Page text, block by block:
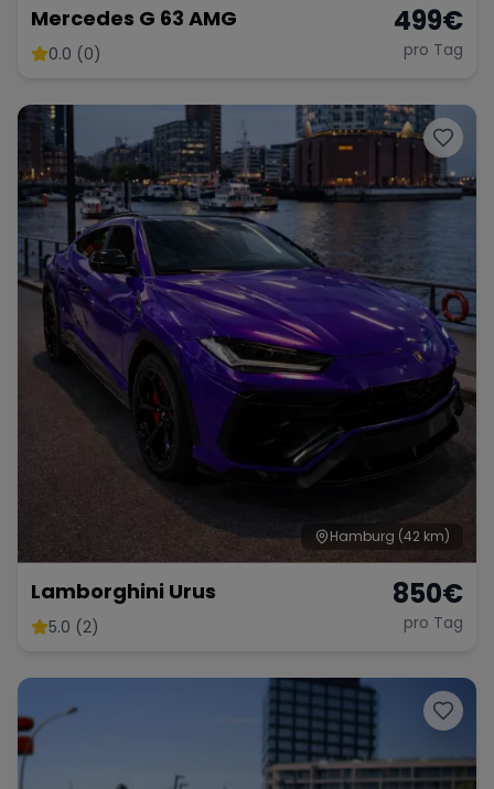
Mercedes G 63 AMG
0.0 (0)
499€
pro Tag
Hamburg (42 km)
Lamborghini Urus
5.0 (2)
850€
pro Tag